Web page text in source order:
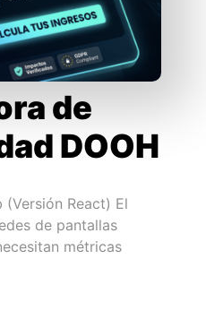
de
DOOH
React) El
de pantallas
métricas